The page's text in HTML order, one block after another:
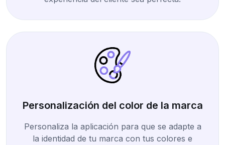
Personalización del color de la marca
Personaliza la aplicación para que se adapte a
la identidad de tu marca con tus colores e